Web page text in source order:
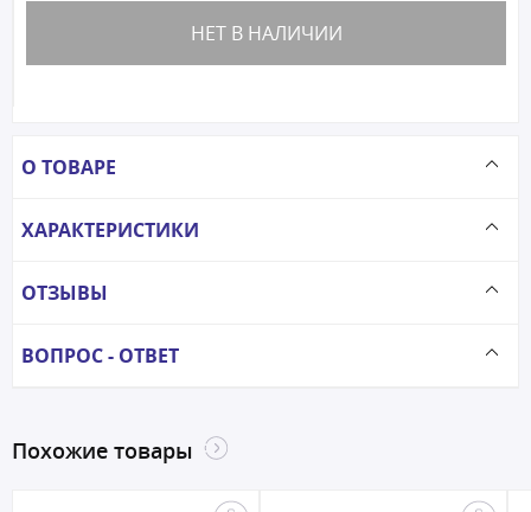
НЕТ В НАЛИЧИИ
О ТОВАРЕ
ХАРАКТЕРИСТИКИ
ОТЗЫВЫ
ВОПРОС - ОТВЕТ
Похожие товары